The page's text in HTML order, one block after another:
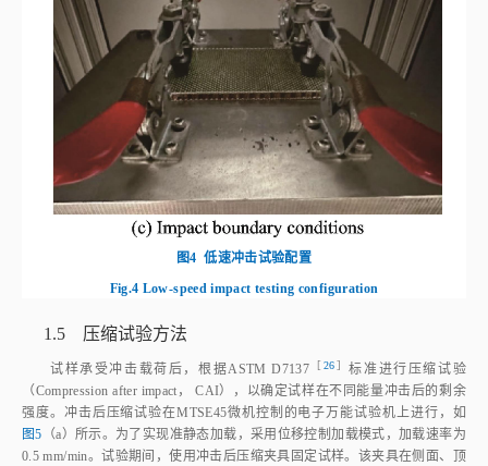
图4 低速冲击试验配置
Fig.4 Low‑speed impact testing configuration
1.5 压缩试验方法
试样承受冲击载荷后，根据ASTM D7137 ［ 26］标准进行压缩试验
（Compression after impact， CAI），以确定试样在不同能量冲击后的剩余
强度。冲击后压缩试验在MTSE45微机控制的电子万能试验机上进行，如
图5 （a）所示。为了实现准静态加载，采用位移控制加载模式，加载速率为
0.5 mm/min。试验期间，使用冲击后压缩夹具固定试样。该夹具在侧面、顶